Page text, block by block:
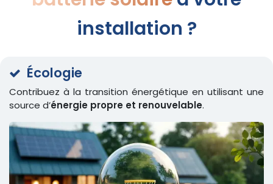
installation ?
Écologie
Contribuez à la transition énergétique en utilisant une
source d’énergie propre et renouvelable.